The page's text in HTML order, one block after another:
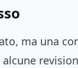
ma una